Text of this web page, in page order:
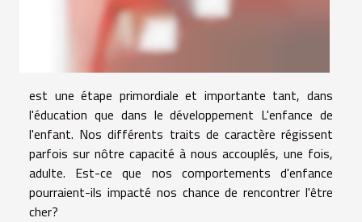
est une étape primordiale et importante tant, dans
l'éducation que dans le développement L'enfance de
l'enfant. Nos différents traits de caractère régissent
parfois sur nôtre capacité à nous accouplés, une fois,
adulte. Est-ce que nos comportements d'enfance
pourraient-ils impacté nos chance de rencontrer l'être
cher?